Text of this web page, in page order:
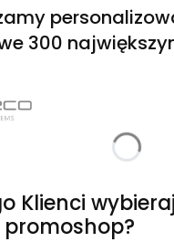
300
Klienci